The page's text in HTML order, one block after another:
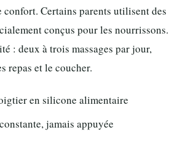
confort. Certains parents utilisent des
conçus pour les nourrissons.
: deux à trois massages par jour,
repas et le coucher.
en silicone alimentaire
jamais appuyée